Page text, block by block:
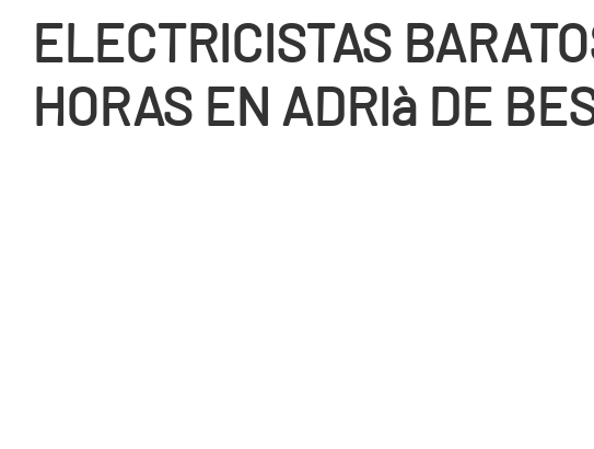
ELECTRICISTAS
HORAS EN ADRIà DE